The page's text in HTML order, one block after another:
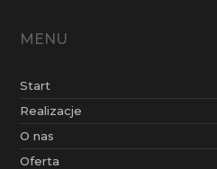
MENU
Start
Realizacje
O nas
Oferta